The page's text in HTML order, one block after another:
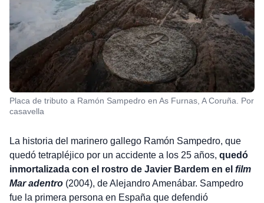
Placa de tributo a Ramón Sampedro en As Furnas, A Coruña. Por
casavella
La historia del marinero gallego Ramón Sampedro, que
quedó tetrapléjico por un accidente a los 25 años, quedó
inmortalizada con el rostro de Javier Bardem en el film
Mar adentro(2004), de Alejandro Amenábar. Sampedro
fue la primera persona en España que defendió